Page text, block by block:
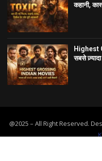
कहानी,
Highest
सबसे
@2025 – All Right Reserved.